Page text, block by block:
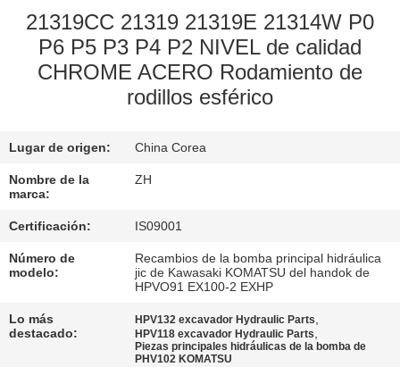
LA
FÁBRICA
CALIDAD
ÉNTRENOS
EN
CONTACTO
21319CC 21319 21319E 21314W P0
P6 P5 P3 P4 P2 NIVEL de calidad
CHROME ACERO Rodamiento de
rodillos esférico
Lugar de origen: China Corea
Nombre de la
marca:
ZH
Certificación: IS09001
Número de
modelo:
Recambios de la bomba principal hidráulica
jic de Kawasaki KOMATSU del handok de
HPVO91 EX100-2 EXHP
Lo más
destacado:
HPV132 excavador Hydraulic Parts,
HPV118 excavador Hydraulic Parts,
Piezas principales hidráulicas de la bomba de
PHV102 KOMATSU